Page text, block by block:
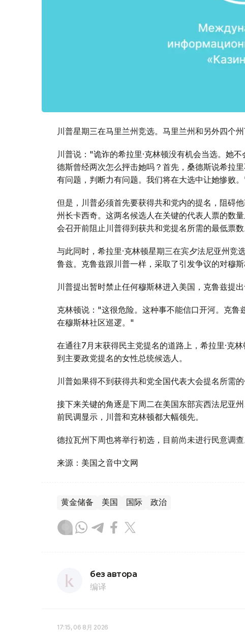
川普星期三在马里兰州竞选。马里兰州和另外四个州
川普说："诡诈的希拉里·克林顿没有机会当选。她
德斯曾经两次怎么抨击她吗？首先，桑德斯说希拉
有问题，判断力有问题。我们将在大选中让她惨败
但是，川普必须首先要获得共和党内的提名，阻碍
州长卡西奇。这两名候选人在关键的代表人票的数
会召开前阻止川普得到获共和党提名所需的最低票数
与此同时，希拉里·克林顿星期三在宾夕法尼亚州
鲁兹。克鲁兹跟川普一样，采取了引发争议的对穆斯
川普提出暂时禁止任何穆斯林进入美国，克鲁兹提
克林顿说："这很危险。这种事不能信口开河。克
在穆斯林社区巡逻。"
在通往7月末获得民主党提名的道路上，希拉里·克
到主要政党提名的女性总统候选人。
川普如果得不到获得共和党全国代表大会提名所需
接下来关键的角逐是下周二在美国东部宾西法尼亚
前民调显示，川普和克林顿都大幅领先。
德拉瓦州下周也将举行初选，目前尚未进行民意调查
来源：美国之音中文网
黄金储备 美国 国际 政治
без автора
编译
17:15, 06 8月 2026